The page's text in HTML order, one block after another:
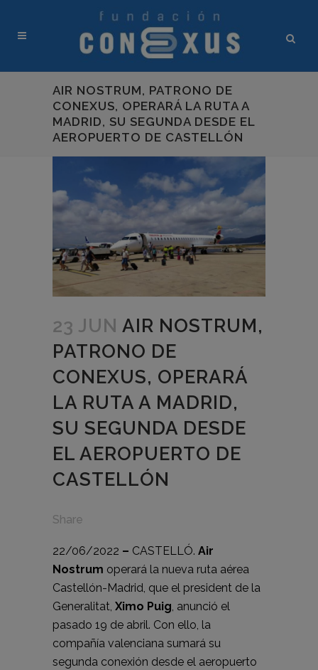
AIR NOSTRUM, PATRONO DE
CONEXUS, OPERARÁ LA RUTA A
MADRID, SU SEGUNDA DESDE EL
AEROPUERTO DE CASTELLÓN
23 JUN AIR NOSTRUM,
PATRONO DE
CONEXUS, OPERARÁ
LA RUTA A MADRID,
SU SEGUNDA DESDE
EL AEROPUERTO DE
CASTELLÓN
Share
22/06/2022 – CASTELLÓ. Air
Nostrum operará la nueva ruta aérea
Castellón-Madrid, que el president de la
Generalitat, Ximo Puig anunció el
pasado 19 de abril. Con ello, la
compañía valenciana sumará su
segunda conexión desde el aeropuerto